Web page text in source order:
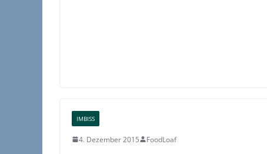
IMBISS
4. Dezember 2015 FoodLoaf